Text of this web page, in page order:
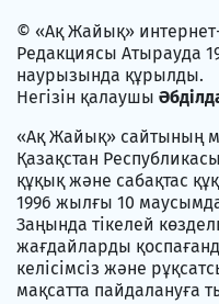
© «Ақ Жайық»
Редакциясы Атырауда
наурызында құрылды.
Негізін қалаушы
«Ақ Жайық» сайтының
Қазақстан
құқық және сабақтас
1996 жылғы 10
Заңында тікелей
жағдайларды
келісімсіз және
мақсатта пайдалануға